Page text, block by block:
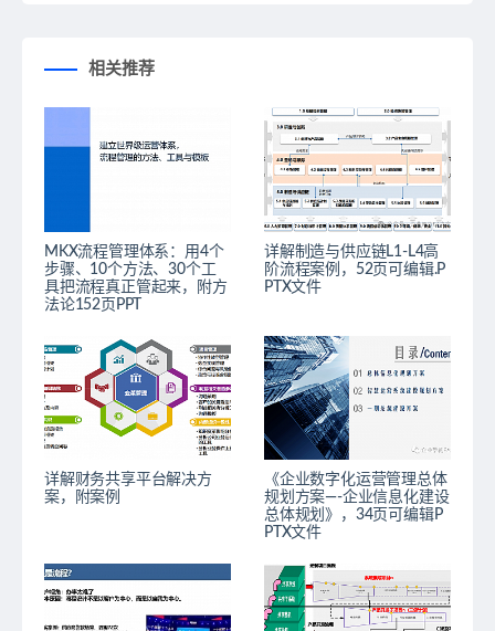
相关推荐
MKX流程管理体系：用4个
步骤、10个方法、30个工
具把流程真正管起来，附方
法论152页PPT
详解制造与供应链L1-L4高
阶流程案例，52页可编辑.P
PTX文件
详解财务共享平台解决方
案，附案例
《企业数字化运营管理总体
规划方案—-企业信息化建设
总体规划》，34页可编辑P
PTX文件